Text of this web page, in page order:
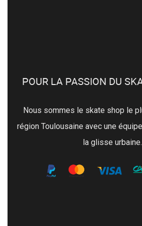
POUR LA PASSION DU
Nous sommes le skate shop le
région Toulousaine avec une
la glisse urbaine.